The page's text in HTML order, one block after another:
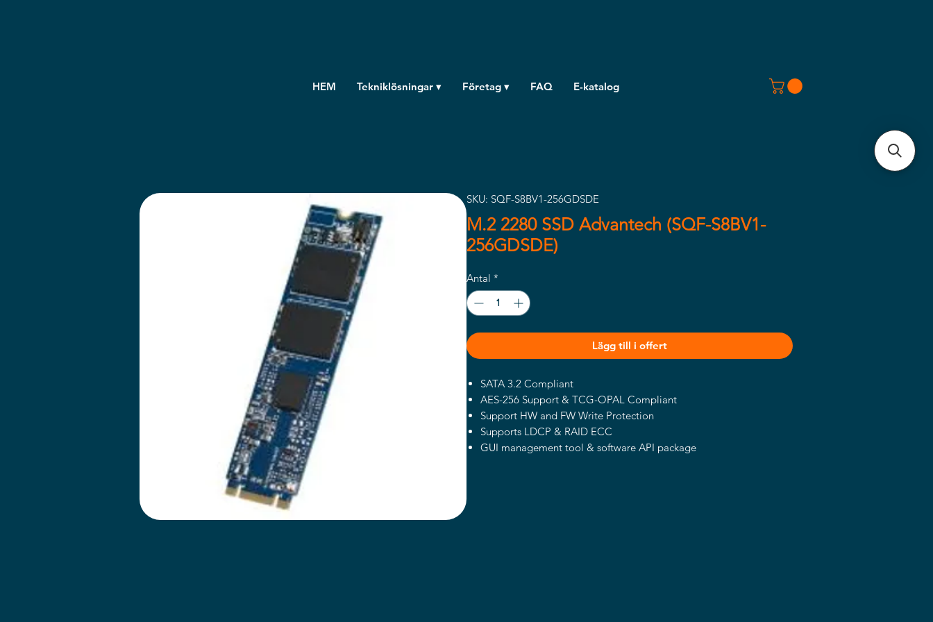
HEM Tekniklösningar ▾ Företag ▾ FAQ E-katalog
SKU: SQF-S8BV1-256GDSDE
M.2 2280 SSD Advantech (SQF-S8BV1-
256GDSDE)
Antal *
Lägg till i offert
SATA 3.2 Compliant
AES-256 Support & TCG-OPAL Compliant
Support HW and FW Write Protection
Supports LDCP & RAID ECC
GUI management tool & software API package